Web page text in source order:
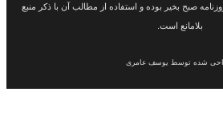
و استفاده از مطالب آن با ذکر منبع
عامری